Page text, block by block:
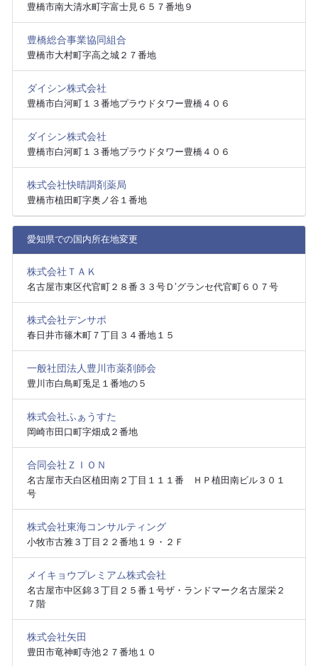
豊橋市南大清水町字富士見６５７番地９
豊橋総合事業協同組合
豊橋市大村町字高之城２７番地
ダイシン株式会社
豊橋市白河町１３番地プラウドタワー豊橋４０６
ダイシン株式会社
豊橋市白河町１３番地プラウドタワー豊橋４０６
株式会社快晴調剤薬局
豊橋市植田町字奥ノ谷１番地
愛知県での国内所在地変更
株式会社ＴＡＫ
名古屋市東区代官町２８番３３号Ｄ’グランセ代官町６０７号
株式会社デンサポ
春日井市篠木町７丁目３４番地１５
一般社団法人豊川市薬剤師会
豊川市白鳥町兎足１番地の５
株式会社ふぁうすた
岡崎市田口町字畑成２番地
合同会社ＺＩＯＮ
名古屋市天白区植田南２丁目１１１番 ＨＰ植田南ビル３０１
号
株式会社東海コンサルティング
小牧市古雅３丁目２２番地１９・２Ｆ
メイキョウプレミアム株式会社
名古屋市中区錦３丁目２５番１号ザ・ランドマーク名古屋栄２
７階
株式会社矢田
豊田市竜神町寺池２７番地１０